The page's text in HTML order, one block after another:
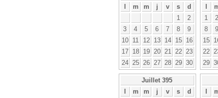
l
m m j v s
d
1
2
3
4 5 6 7 8
9
10
11 12 13 14 15
16
17
18 19 20 21 22
23
24
25 26 27 28 29 30
l
1
2
8
9
15
22
29
Juillet 395
l
m m j v s
d
l